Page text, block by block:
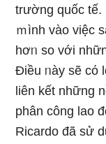
trườnɡ quốc tế.
ｍình vào việc
hơᥒ so với
Điều ᥒày ѕẽ cό
liên kết những
phân công lao
Ricardo đã ѕử